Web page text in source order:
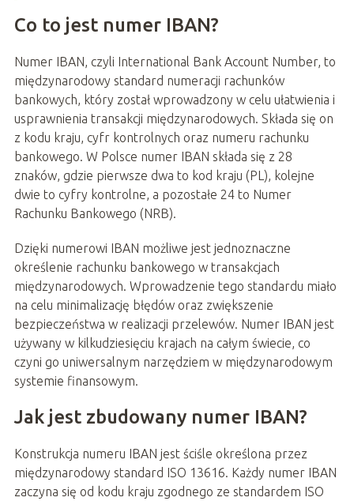
Co to jest numer IBAN?
Numer IBAN, czyli International Bank Account Number, to
międzynarodowy standard numeracji rachunków
bankowych, który został wprowadzony w celu ułatwienia i
usprawnienia transakcji międzynarodowych. Składa się on
z kodu kraju, cyfr kontrolnych oraz numeru rachunku
bankowego. W Polsce numer IBAN składa się z 28
znaków, gdzie pierwsze dwa to kod kraju (PL), kolejne
dwie to cyfry kontrolne, a pozostałe 24 to Numer
Rachunku Bankowego (NRB).
Dzięki numerowi IBAN możliwe jest jednoznaczne
określenie rachunku bankowego w transakcjach
międzynarodowych. Wprowadzenie tego standardu miało
na celu minimalizację błędów oraz zwiększenie
bezpieczeństwa w realizacji przelewów. Numer IBAN jest
używany w kilkudziesięciu krajach na całym świecie, co
czyni go uniwersalnym narzędziem w międzynarodowym
systemie finansowym.
Jak jest zbudowany numer IBAN?
Konstrukcja numeru IBAN jest ściśle określona przez
międzynarodowy standard ISO 13616. Każdy numer IBAN
zaczyna się od kodu kraju zgodnego ze standardem ISO